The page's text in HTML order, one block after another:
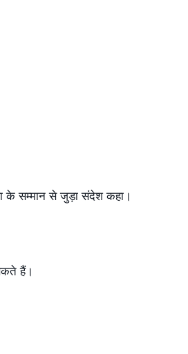
के सम्मान से जुड़ा संदेश कहा।
हैं।